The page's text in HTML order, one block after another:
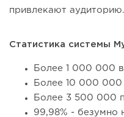
привлекают аудиторию.
Статистика системы
Более 1 000 000
Более 10 000 000
Более 3 500 000
99,98% - безумно